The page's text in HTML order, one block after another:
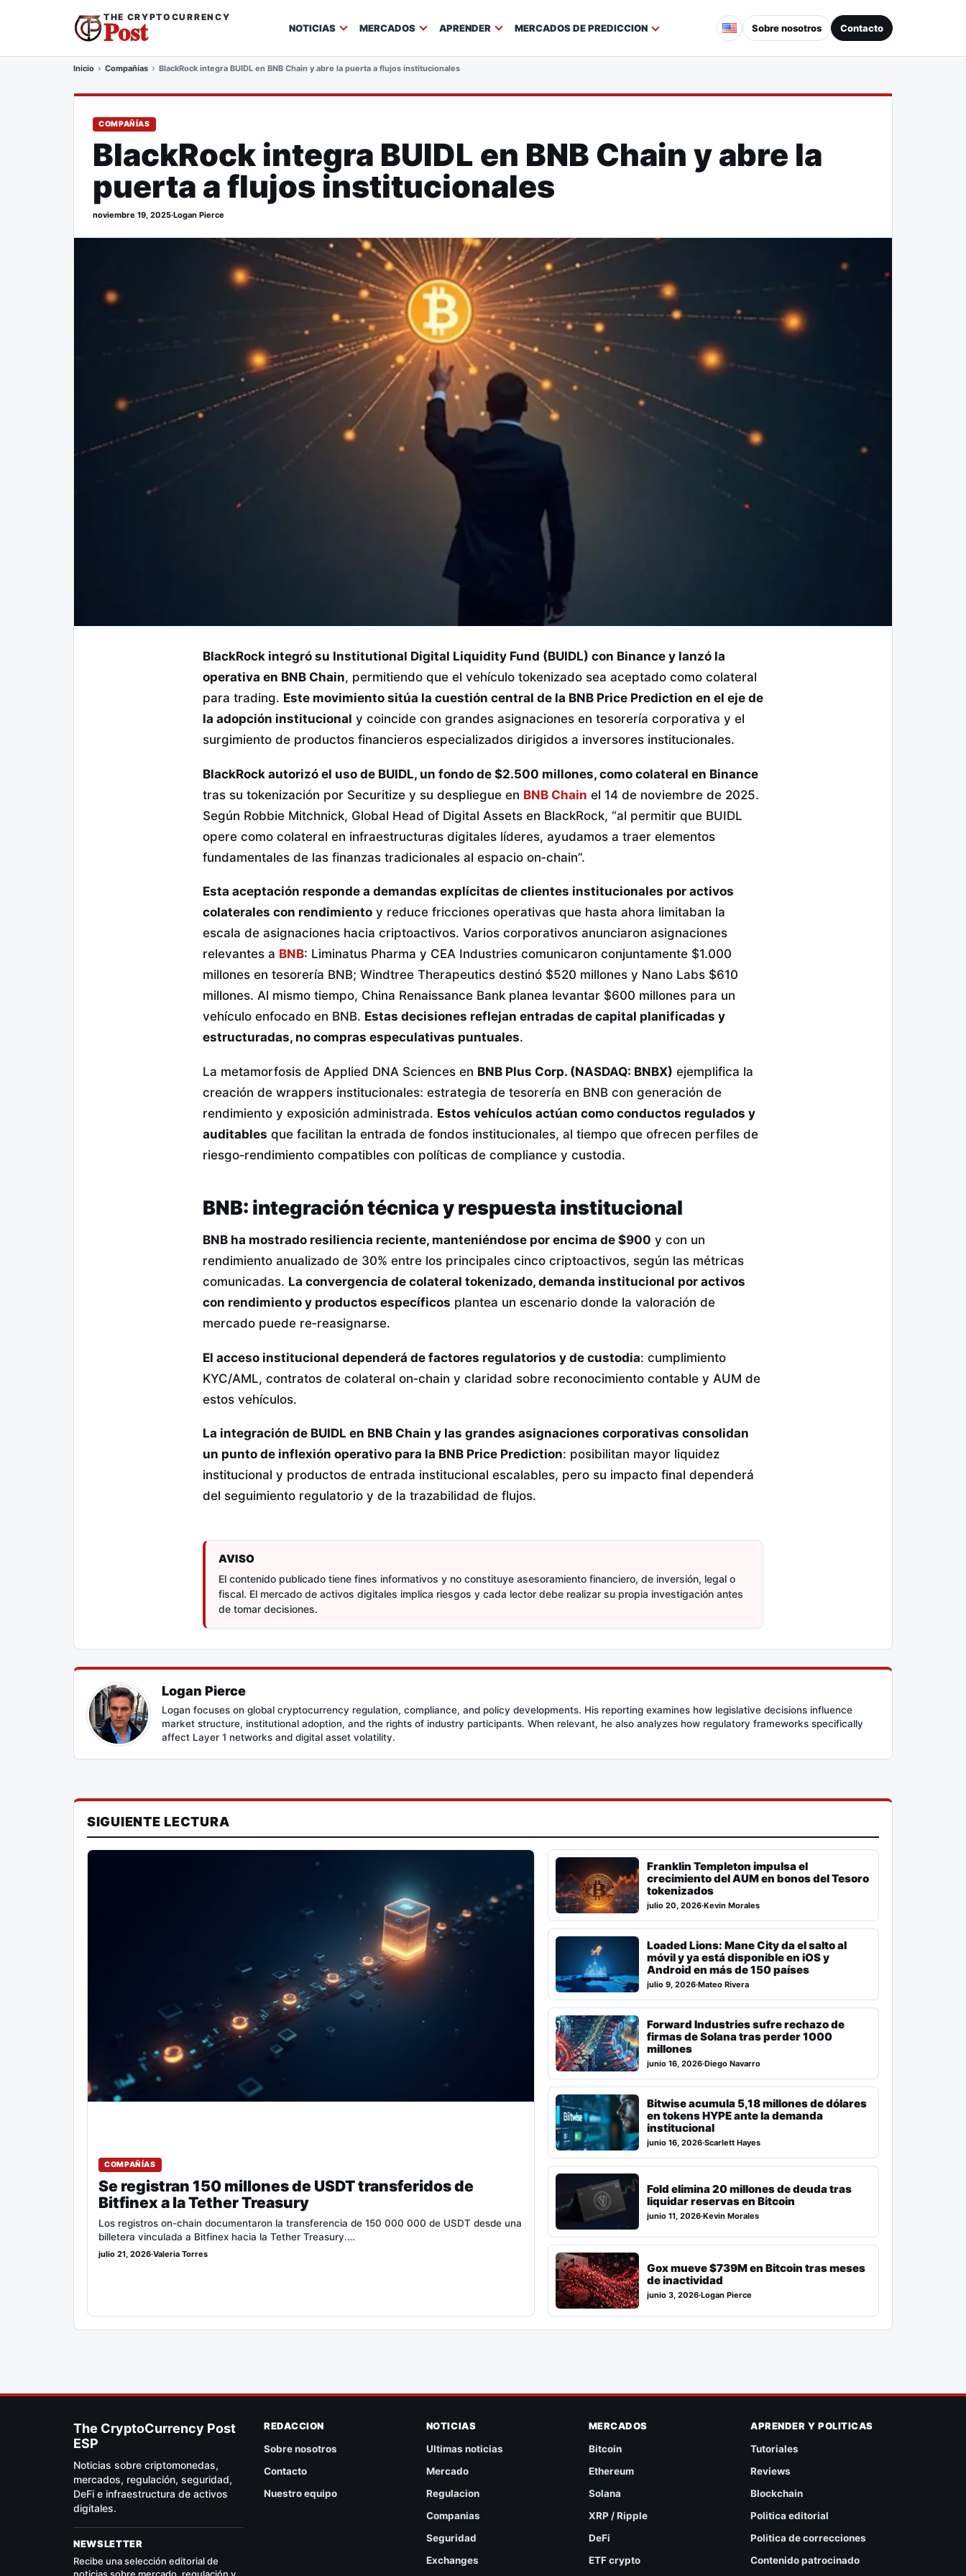
THE CRYPTOCURRENCY
Post NOTICIAS MERCADOS APRENDER MERCADOS DE PREDICCION Sobre nosotros Contacto
Inicio Compañías BlackRock integra BUIDL en BNB Chain y abre la puerta a flujos institucionales
COMPAÑÍAS
BlackRock integra BUIDL en BNB Chain y abre la
puerta a flujos institucionales
noviembre 19, 2025·Logan Pierce
BlackRock integró su Institutional Digital Liquidity Fund (BUIDL) con Binance y lanzó la
operativa en BNB Chain, permitiendo que el vehículo tokenizado sea aceptado como colateral
para trading. Este movimiento sitúa la cuestión central de la BNB Price Prediction en el eje de
la adopción institucional y coincide con grandes asignaciones en tesorería corporativa y el
surgimiento de productos financieros especializados dirigidos a inversores institucionales.
BlackRock autorizó el uso de BUIDL, un fondo de $2.500 millones, como colateral en Binance
tras su tokenización por Securitize y su despliegue en BNB Chain el 14 de noviembre de 2025.
Según Robbie Mitchnick, Global Head of Digital Assets en BlackRock, “al permitir que BUIDL
opere como colateral en infraestructuras digitales líderes, ayudamos a traer elementos
fundamentales de las finanzas tradicionales al espacio on‑chain”.
Esta aceptación responde a demandas explícitas de clientes institucionales por activos
colaterales con rendimiento y reduce fricciones operativas que hasta ahora limitaban la
escala de asignaciones hacia criptoactivos. Varios corporativos anunciaron asignaciones
relevantes a BNB: Liminatus Pharma y CEA Industries comunicaron conjuntamente $1.000
millones en tesorería BNB; Windtree Therapeutics destinó $520 millones y Nano Labs $610
millones. Al mismo tiempo, China Renaissance Bank planea levantar $600 millones para un
vehículo enfocado en BNB. Estas decisiones reflejan entradas de capital planificadas y
estructuradas, no compras especulativas puntuales.
La metamorfosis de Applied DNA Sciences en BNB Plus Corp. (NASDAQ: BNBX) ejemplifica la
creación de wrappers institucionales: estrategia de tesorería en BNB con generación de
rendimiento y exposición administrada. Estos vehículos actúan como conductos regulados y
auditables que facilitan la entrada de fondos institucionales, al tiempo que ofrecen perfiles de
riesgo‑rendimiento compatibles con políticas de compliance y custodia.
BNB: integración técnica y respuesta institucional
BNB ha mostrado resiliencia reciente, manteniéndose por encima de $900 y con un
rendimiento anualizado de 30% entre los principales cinco criptoactivos, según las métricas
comunicadas. La convergencia de colateral tokenizado, demanda institucional por activos
con rendimiento y productos específicos plantea un escenario donde la valoración de
mercado puede re‑reasignarse.
El acceso institucional dependerá de factores regulatorios y de custodia: cumplimiento
KYC/AML, contratos de colateral on‑chain y claridad sobre reconocimiento contable y AUM de
estos vehículos.
La integración de BUIDL en BNB Chain y las grandes asignaciones corporativas consolidan
un punto de inflexión operativo para la BNB Price Prediction: posibilitan mayor liquidez
institucional y productos de entrada institucional escalables, pero su impacto final dependerá
del seguimiento regulatorio y de la trazabilidad de flujos.
AVISO
El contenido publicado tiene fines informativos y no constituye asesoramiento financiero, de inversión, legal o
fiscal. El mercado de activos digitales implica riesgos y cada lector debe realizar su propia investigación antes
de tomar decisiones.
Logan Pierce
Logan focuses on global cryptocurrency regulation, compliance, and policy developments. His reporting examines how legislative decisions influence
market structure, institutional adoption, and the rights of industry participants. When relevant, he also analyzes how regulatory frameworks specifically
affect Layer 1 networks and digital asset volatility.
SIGUIENTE LECTURA
COMPAÑÍAS
Se registran 150 millones de USDT transferidos de
Bitfinex a la Tether Treasury
Los registros on-chain documentaron la transferencia de 150 000 000 de USDT desde una
billetera vinculada a Bitfinex hacia la Tether Treasury.…
julio 21, 2026·Valeria Torres
Franklin Templeton impulsa el
crecimiento del AUM en bonos del Tesoro
tokenizados
julio 20, 2026·Kevin Morales
Loaded Lions: Mane City da el salto al
móvil y ya está disponible en iOS y
Android en más de 150 países
julio 9, 2026·Mateo Rivera
Forward Industries sufre rechazo de
firmas de Solana tras perder 1000
millones
junio 16, 2026·Diego Navarro
Bitwise acumula 5,18 millones de dólares
en tokens HYPE ante la demanda
institucional
junio 16, 2026·Scarlett Hayes
Fold elimina 20 millones de deuda tras
liquidar reservas en Bitcoin
junio 11, 2026·Kevin Morales
Gox mueve $739M en Bitcoin tras meses
de inactividad
junio 3, 2026·Logan Pierce
The CryptoCurrency Post
ESP
Noticias sobre criptomonedas,
mercados, regulación, seguridad,
DeFi e infraestructura de activos
digitales.
NEWSLETTER
Recibe una selección editorial de
REDACCION
Sobre nosotros
Contacto
Nuestro equipo
NOTICIAS
Ultimas noticias
Mercado
Regulacion
Companias
Seguridad
Exchanges
MERCADOS
Bitcoin
Ethereum
Solana
XRP / Ripple
DeFi
ETF crypto
APRENDER Y POLITICAS
Tutoriales
Reviews
Blockchain
Politica editorial
Politica de correcciones
Contenido patrocinado